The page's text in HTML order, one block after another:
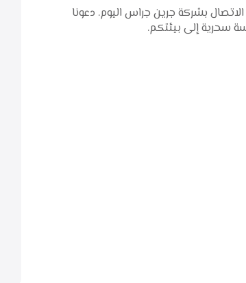
بشركة جرين جراس اليوم. دعونا
سحرية إلى بيئتكم.